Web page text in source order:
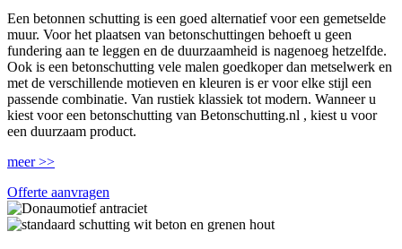
Een betonnen schutting is een goed alternatief voor een gemetselde
muur. Voor het plaatsen van betonschuttingen behoeft u geen
fundering aan te leggen en de duurzaamheid is nagenoeg hetzelfde.
Ook is een betonschutting vele malen goedkoper dan metselwerk en
met de verschillende motieven en kleuren is er voor elke stijl een
passende combinatie. Van rustiek klassiek tot modern. Wanneer u
kiest voor een betonschutting van Betonschutting.nl , kiest u voor
een duurzaam product.
meer >>
Offerte aanvragen